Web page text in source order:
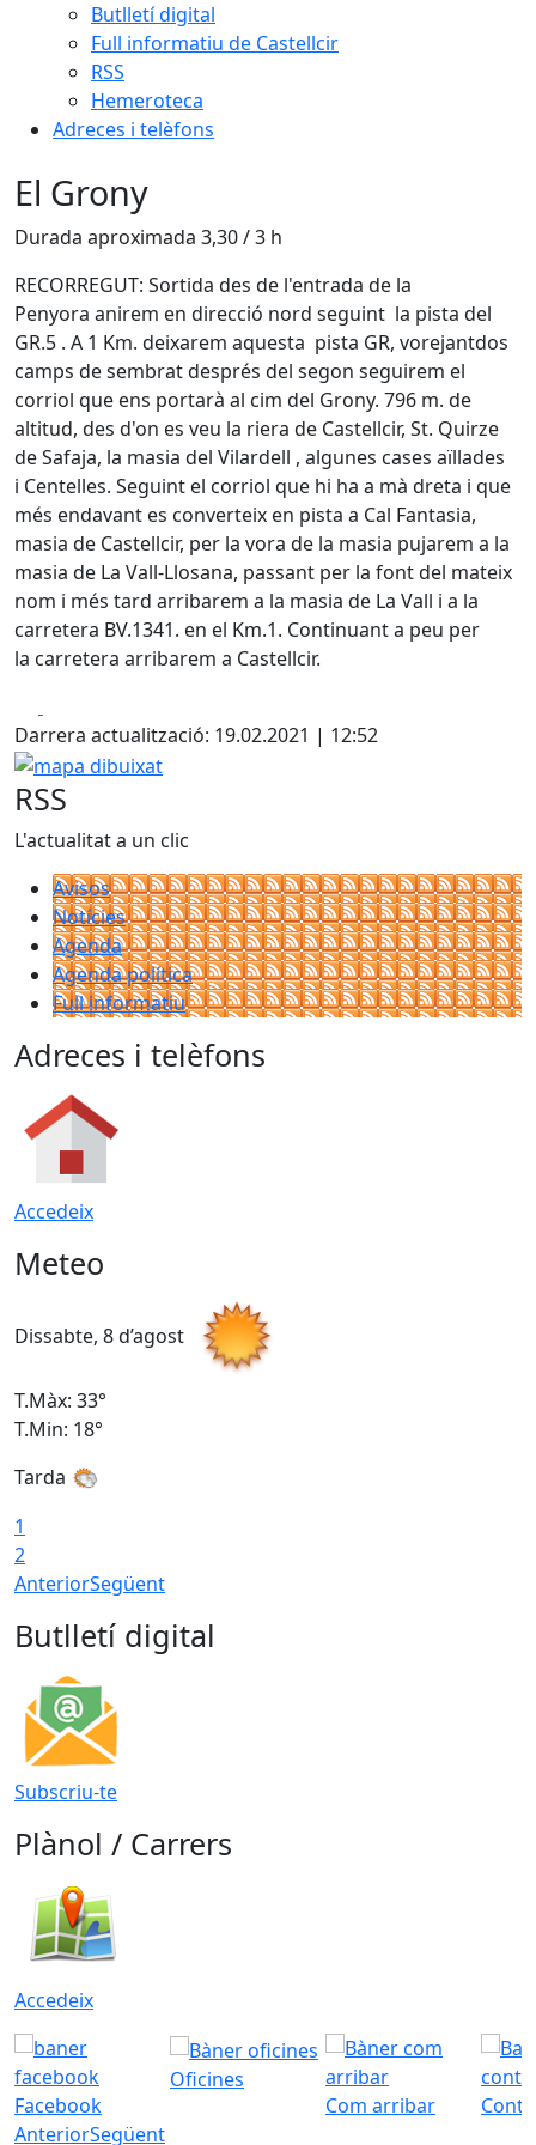
Butlletí digital
Full informatiu de Castellcir
RSS
Hemeroteca
Adreces i telèfons
El Grony
Durada aproximada 3,30 / 3 h
RECORREGUT: Sortida des de l'entrada de la
Penyora anirem en direcció nord seguint la pista del
GR.5 . A 1 Km. deixarem aquesta pista GR, vorejantdos
camps de sembrat després del segon seguirem el
corriol que ens portarà al cim del Grony. 796 m. de
altitud, des d'on es veu la riera de Castellcir, St. Quirze
de Safaja, la masia del Vilardell , algunes cases aïllades
i Centelles. Seguint el corriol que hi ha a mà dreta i que
més endavant es converteix en pista a Cal Fantasia,
masia de Castellcir, per la vora de la masia pujarem a la
masia de La Vall-Llosana, passant per la font del mateix
nom i més tard arribarem a la masia de La Vall i a la
carretera BV.1341. en el Km.1. Continuant a peu per
la carretera arribarem a Castellcir.
Darrera actualització: 19.02.2021 | 12:52
mapa dibuixat
RSS
L'actualitat a un clic
Avisos
Notícies
Agenda
Agenda política
Full informatiu
Adreces i telèfons
Accedeix
Meteo
Dissabte, 8 d’agost
T.Màx: 33°
T.Min: 18°
Tarda
1
2
AnteriorSegüent
Butlletí digital
Subscriu-te
Plànol / Carrers
Accedeix
Facebook
Oficines
Com arribar
AnteriorSegüent